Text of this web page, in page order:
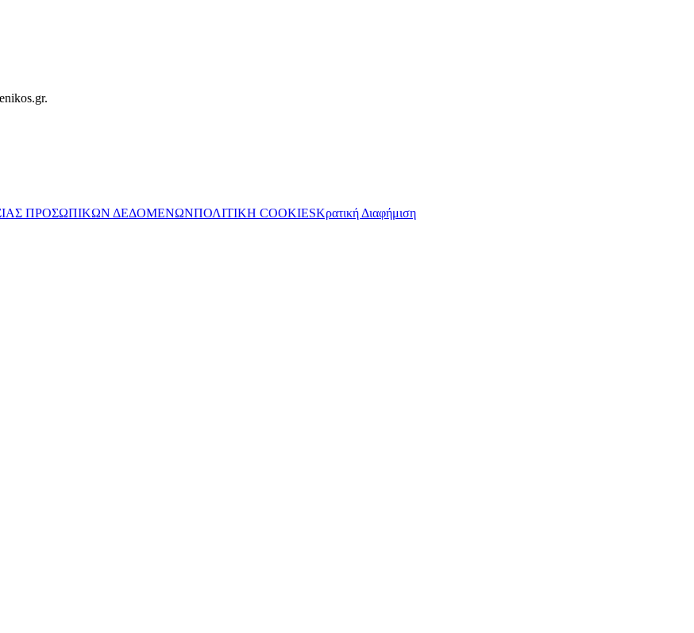
ΠΡΟΣΩΠΙΚΩΝ ΔΕΔΟΜΕΝΩΝΠΟΛΙΤΙΚΗ COOKIESΚρατική Διαφήμιση